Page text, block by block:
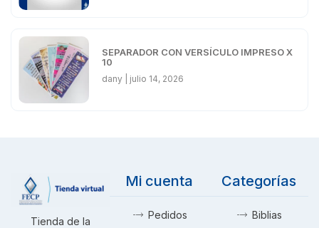
SEPARADOR CON VERSÍCULO IMPRESO X
10
dany julio 14, 2026
Tienda de la
Mi cuenta
Pedidos
Categorías
Biblias